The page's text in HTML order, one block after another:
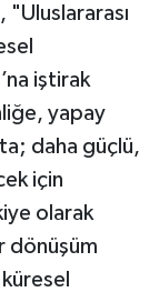
"Uluslararası
iştirak
yapay
daha güçlü,
için
olarak
dönüşüm